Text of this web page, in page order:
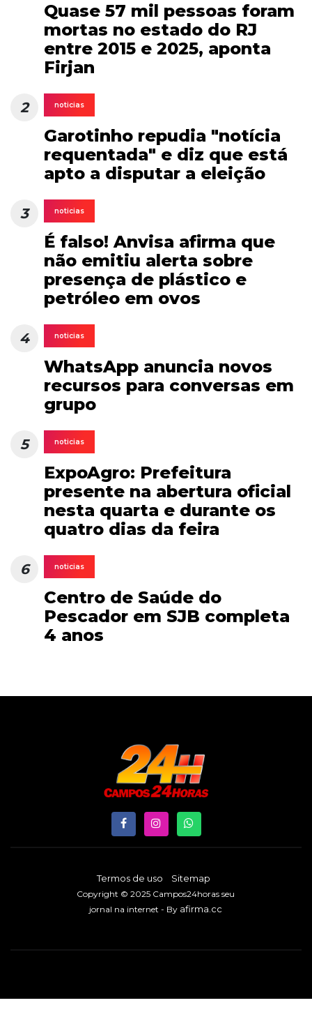
Quase 57 mil pessoas foram
mortas no estado do RJ
entre 2015 e 2025, aponta
Firjan
2 noticias
Garotinho repudia "notícia
requentada" e diz que está
apto a disputar a eleição
3 noticias
É falso! Anvisa afirma que
não emitiu alerta sobre
presença de plástico e
petróleo em ovos
4 noticias
WhatsApp anuncia novos
recursos para conversas em
grupo
5 noticias
ExpoAgro: Prefeitura
presente na abertura oficial
nesta quarta e durante os
quatro dias da feira
6 noticias
Centro de Saúde do
Pescador em SJB completa
4 anos
Termos de uso Sitemap
Copyright © 2025 Campos24horas seu
jornal na internet - By afirma.cc